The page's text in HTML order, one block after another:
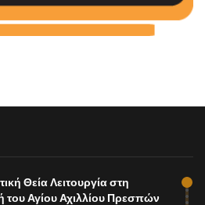
Θεία Λειτουργία στη
του Αγίου Αχιλλίου Πρεσπών